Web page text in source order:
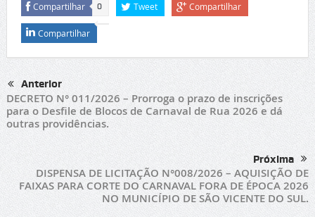
Compartilhar 0 Tweet Compartilhar
Compartilhar
Anterior
DECRETO N° 011/2026 – Prorroga o prazo de inscrições
para o Desfile de Blocos de Carnaval de Rua 2026 e dá
outras providências.
Próxima
DISPENSA DE LICITAÇÃO N°008/2026 – AQUISIÇÃO DE
FAIXAS PARA CORTE DO CARNAVAL FORA DE ÉPOCA 2026
NO MUNICÍPIO DE SÃO VICENTE DO SUL.